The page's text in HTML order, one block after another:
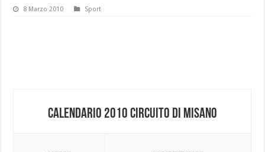
8 Marzo 2010 Sport
CALENDARIO 2010 CIRCUITO DI MISANO